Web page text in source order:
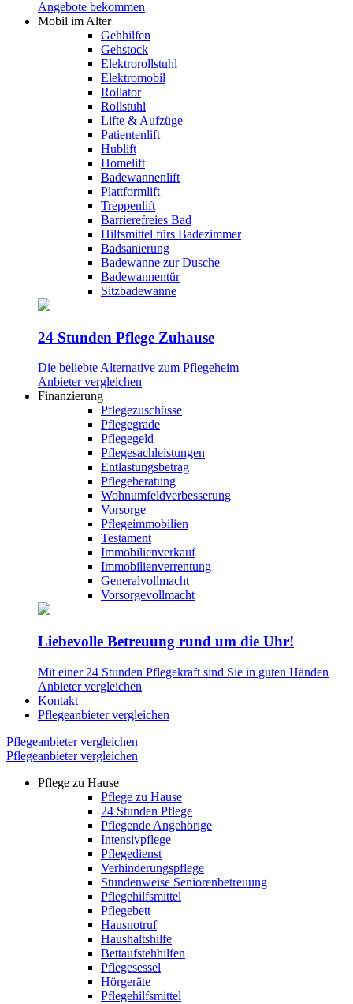
Angebote bekommen
Mobil im Alter
Gehhilfen
Gehstock
Elektrorollstuhl
Elektromobil
Rollator
Rollstuhl
Lifte & Aufzüge
Patientenlift
Hublift
Homelift
Badewannenlift
Plattformlift
Treppenlift
Barrierefreies Bad
Hilfsmittel fürs Badezimmer
Badsanierung
Badewanne zur Dusche
Badewannentür
Sitzbadewanne
24 Stunden Pflege Zuhause
Die beliebte Alternative zum Pflegeheim
Anbieter vergleichen
Finanzierung
Pflegezuschüsse
Pflegegrade
Pflegegeld
Pflegesachleistungen
Entlastungsbetrag
Pflegeberatung
Wohnumfeldverbesserung
Vorsorge
Pflegeimmobilien
Testament
Immobilienverkauf
Immobilienverrentung
Generalvollmacht
Vorsorgevollmacht
Liebevolle Betreuung rund um die Uhr!
Mit einer 24 Stunden Pflegekraft sind Sie in guten Händen
Anbieter vergleichen
Kontakt
Pflegeanbieter vergleichen
Pflegeanbieter vergleichen
Pflegeanbieter vergleichen
Pflege zu Hause
Pflege zu Hause
24 Stunden Pflege
Pflegende Angehörige
Intensivpflege
Pflegedienst
Verhinderungspflege
Stundenweise Seniorenbetreuung
Pflegehilfsmittel
Pflegebett
Hausnotruf
Haushaltshilfe
Bettaufstehhilfen
Pflegesessel
Hörgeräte
Pflegehilfsmittel